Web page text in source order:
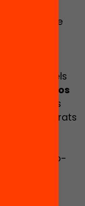
les
mena de
dels
reflexió i els
els
enllaços
que es
celebrats
de
ponts de co-
Amb